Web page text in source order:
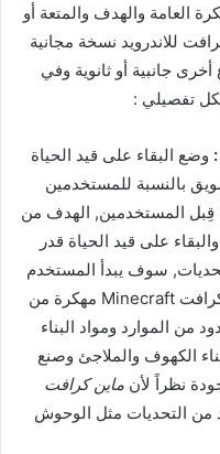
العامة والهدف والمتعة أو
للاندرويد نسخة مجانية
جانبية أو ثانوية وفي
تفصيلي :
وضع البقاء على قيد الحياة
بالنسبة للمستخدمين
قِبل المستخدمين, الهدف من
على قيد الحياة قدر
سوف يبدأ المستخدم
في ذلك الوضع بعد تحميل ماين كرافت Minecraft مهكرة من
من الموارد ومواد البناء
الكهوف والملاجئ وصنع
نظراً لأن ماين كرافت
من التحديات مثل الوحوش